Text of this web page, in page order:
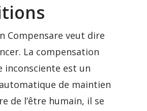
Compensare veut dire
La compensation
inconsciente est un
de maintien
de l’être humain, il se